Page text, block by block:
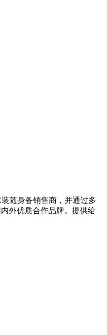
随身备销售商，并通过多
外优质合作品牌。提供给